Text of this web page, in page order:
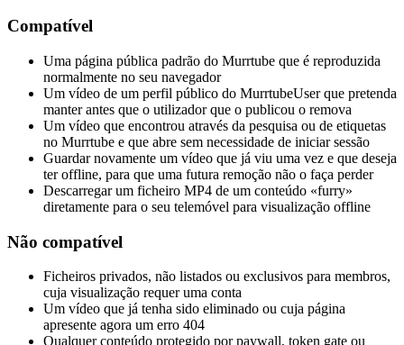
Compatível
Uma página pública padrão do Murrtube que é reproduzida
normalmente no seu navegador
Um vídeo de um perfil público do MurrtubeUser que pretenda
manter antes que o utilizador que o publicou o remova
Um vídeo que encontrou através da pesquisa ou de etiquetas
no Murrtube e que abre sem necessidade de iniciar sessão
Guardar novamente um vídeo que já viu uma vez e que deseja
ter offline, para que uma futura remoção não o faça perder
Descarregar um ficheiro MP4 de um conteúdo «furry»
diretamente para o seu telemóvel para visualização offline
Não compatível
Ficheiros privados, não listados ou exclusivos para membros,
cuja visualização requer uma conta
Um vídeo que já tenha sido eliminado ou cuja página
apresente agora um erro 404
Qualquer conteúdo protegido por paywall, token gate ou